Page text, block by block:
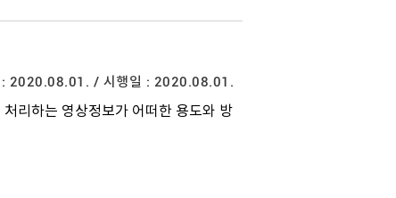
: 2020.08.01. / 시행일 : 2020.08.01.
리하는 영상정보가 어떠한 용도와 방